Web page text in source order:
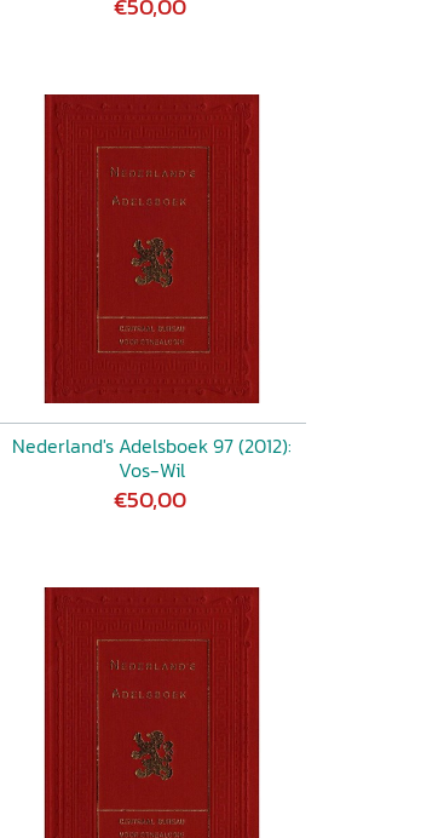
€50,00
Nederland's Adelsboek 97 (2012):
Vos-Wil
€50,00